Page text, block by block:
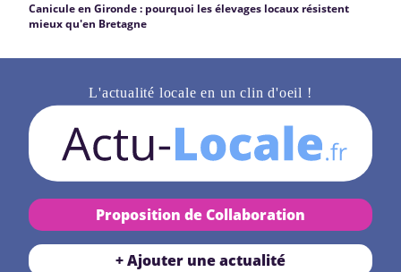
Canicule en Gironde : pourquoi les élevages locaux résistent
mieux qu'en Bretagne
L'actualité locale en un clin d'oeil !
Proposition de Collaboration
+ Ajouter une actualité